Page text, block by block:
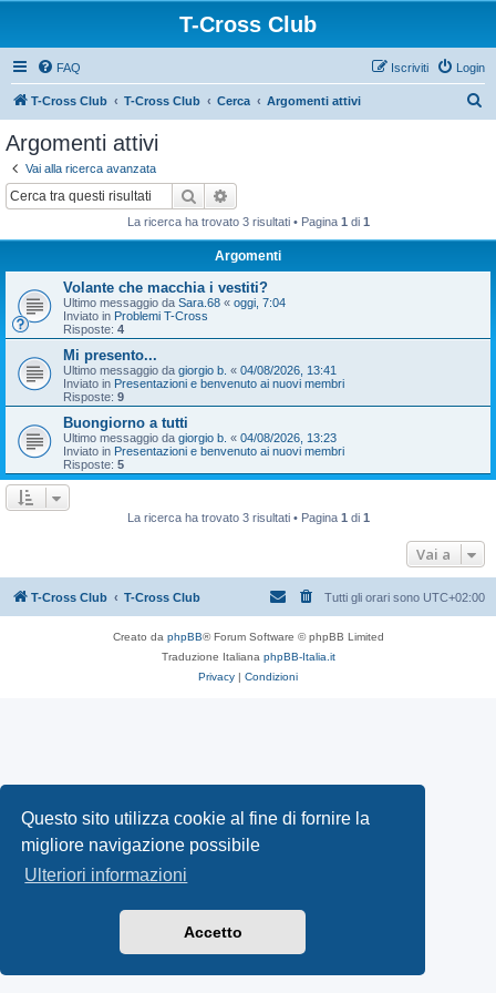
Questo sito utilizza cookie al fine di fornire la
migliore navigazione possibile
Ulteriori informazioni
Accetto
T-Cross Club
FAQ Login
Iscriviti
T-Cross Club T-Cross Club Cerca Argomenti attivi
Argomenti attivi
Vai alla ricerca avanzata
Cerca
La ricerca ha trovato 3 risultati • Pagina 1 di 1
Argomenti
Volante che macchia i vestiti?
Ultimo messaggio da Sara.68 « oggi, 7:04
Inviato in Problemi T-Cross
Risposte: 4
Mi presento...
Ultimo messaggio da giorgio b. « 04/08/2026, 13:41
Inviato in Presentazioni e benvenuto ai nuovi membri
Risposte: 9
Buongiorno a tutti
Ultimo messaggio da giorgio b. « 04/08/2026, 13:23
Inviato in Presentazioni e benvenuto ai nuovi membri
Risposte: 5
La ricerca ha trovato 3 risultati • Pagina 1 di 1
Vai a
T-Cross Club T-Cross Club Tutti gli orari sono UTC+02:00
Creato da phpBB® Forum Software © phpBB Limited
Traduzione Italiana phpBB-Italia.it
Privacy | Condizioni